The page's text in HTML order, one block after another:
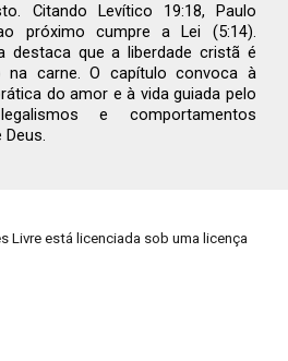
Citando Levítico 19:18, Paulo
próximo cumpre a Lei (5:14).
destaca que a liberdade cristã é
na carne. O capítulo convoca à
do amor e à vida guiada pelo
e comportamentos
Livre está licenciada sob uma licença